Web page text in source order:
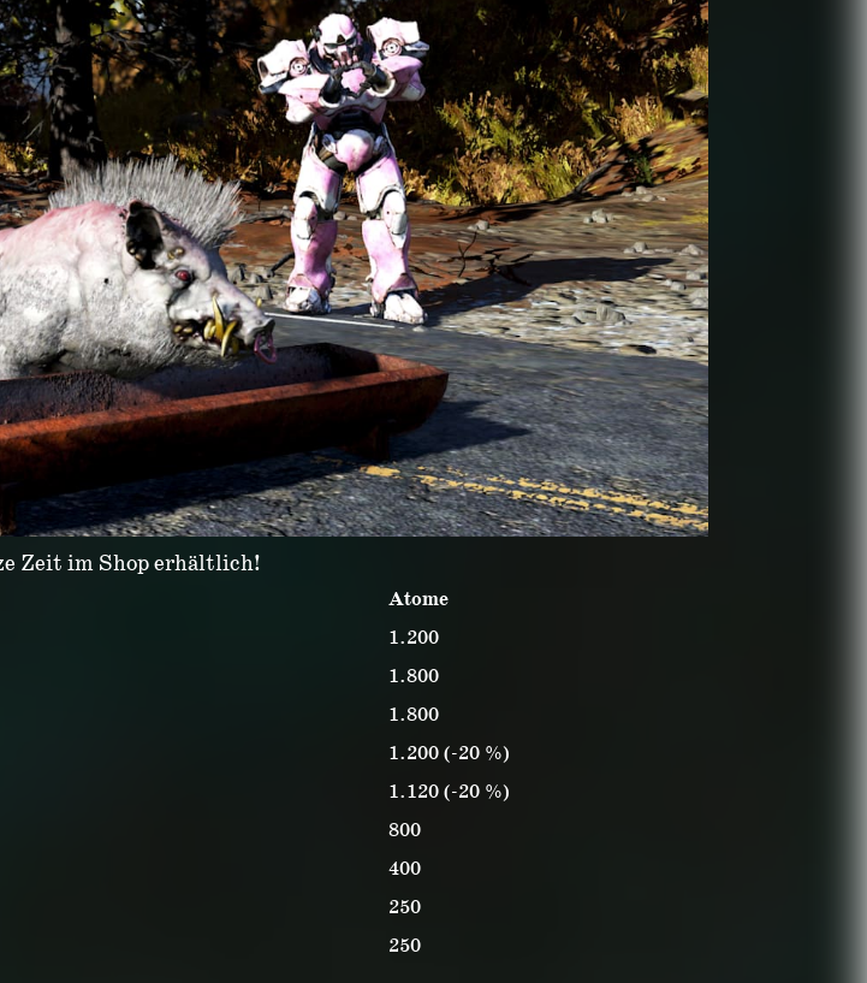
SHOP- 03. Februar 2026
Zeit im Shop erhältlich!
Atome
1.200
1.800
1.800
1.200 (-20 %)
1.120 (-20 %)
800
400
250
250